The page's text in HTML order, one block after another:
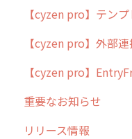
cyzen proの位置
用語集
よくある質問
【cyzen pro】テン
ポスティング
ラウンダー
メンテナンス
外廻り営業
【cyzen pro】外部
【cyzen pro】
重要なお知らせ
過去の重要なお知
リリース情報